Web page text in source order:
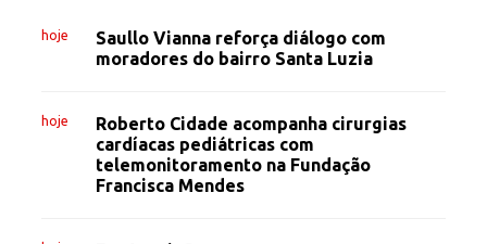
hoje
Saullo Vianna reforça diálogo com
moradores do bairro Santa Luzia
hoje
Roberto Cidade acompanha cirurgias
cardíacas pediátricas com
telemonitoramento na Fundação
Francisca Mendes